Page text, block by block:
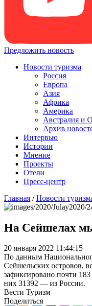
Предложить новость
Новости туризма
Россия
Европа
Азия
Африка
Америка
Австралия и
Архив
Интервью
Истории
Мнение
Проекты
Отели
Пресс-центр
Главная /Новости
На Сейшелах
20 января 2022 11:44:15
По данным
Сейшельских островов,
зафиксировано почти
них 31392 — из России.
Вести Туризм
Поделиться